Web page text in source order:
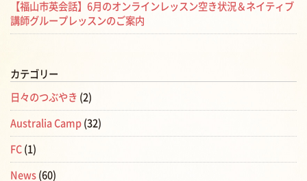
【福山市英会話】6月のオンラインレッスン空き状況＆ネイティブ
講師グループレッスンのご案内
カテゴリー
日々のつぶやき (2)
Australia Camp (32)
FC (1)
News (60)